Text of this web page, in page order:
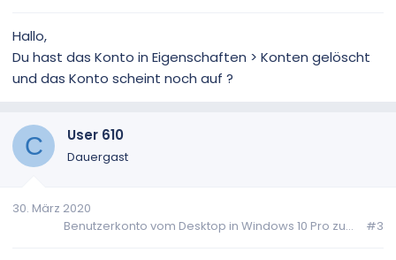
Hallo,
Du hast das Konto in Eigenschaften > Konten gelöscht
und das Konto scheint noch auf ?
C User 610
Dauergast
30. März 2020
Benutzerkonto vom Desktop in Windows 10 Pro zu...
#3